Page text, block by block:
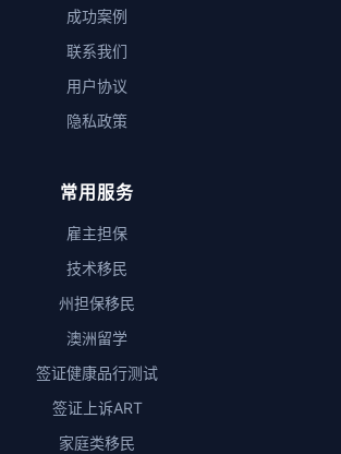
成功案例
联系我们
用户协议
隐私政策
常用服务
雇主担保
技术移民
州担保移民
澳洲留学
签证健康品行测试
签证上诉ART
家庭类移民